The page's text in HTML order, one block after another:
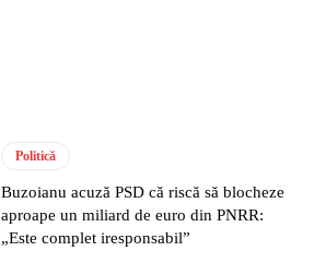
Politică
Buzoianu acuză PSD că riscă să blocheze
aproape un miliard de euro din PNRR:
„Este complet iresponsabil”